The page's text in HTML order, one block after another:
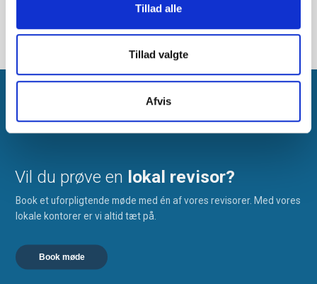
Tillad alle
Tillad valgte
Afvis
Vil du prøve en lokal revisor?
Book et uforpligtende møde med én af vores revisorer. Med vores
lokale kontorer er vi altid tæt på.
Book møde